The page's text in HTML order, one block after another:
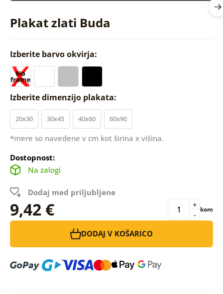
Plakat zlati Buda
Izberite barvo okvirja:
Izberite dimenzijo plakata:
20x30 30x45 40x60 60x90
*mere so navedene v cm kot širina x višina.
Dostopnost:
Na zalogi
Dodaj med priljubljene
9,42 € -
+ kom
DODAJ V KOŠARICO